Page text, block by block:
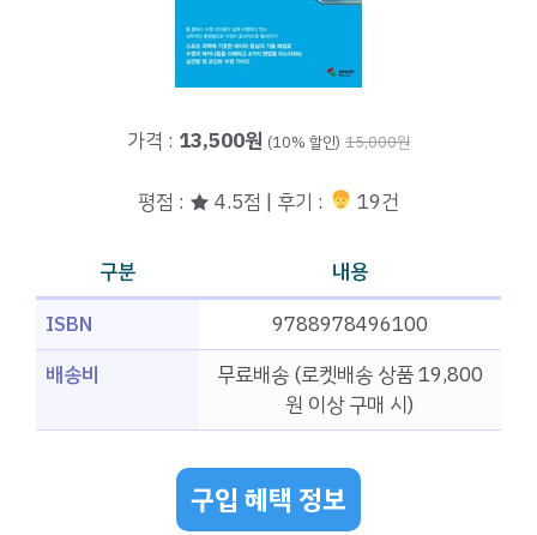
가격 : 13,500원 (10% 할인) 15,000원
평점 : ★ 4.5점 | 후기 : 19건
구분
내용
ISBN
9788978496100
배송비
무료배송 (로켓배송 상품 19,800
원 이상 구매 시)
구입 혜택 정보